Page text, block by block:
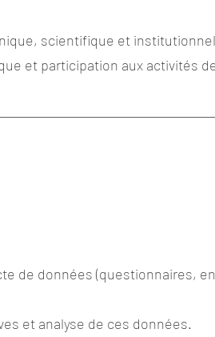
scientifique et
et participation aux activités
de données (questionnaires,
et analyse de ces données.